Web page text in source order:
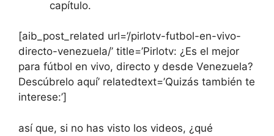
capítulo.
[aib_post_related url=’/pirlotv-futbol-en-vivo-
directo-venezuela/’ title=’Pirlotv: ¿Es el mejor
para fútbol en vivo, directo y desde Venezuela?
Descúbrelo aquí’ relatedtext=’Quizás también te
interese:’]
así que, si no has visto los videos, ¿qué